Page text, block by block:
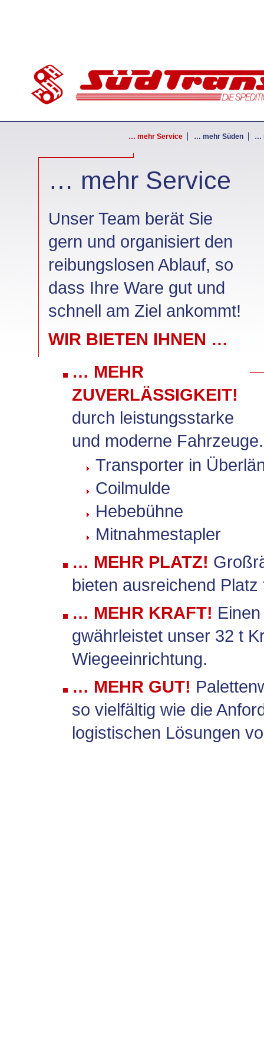
… mehr Service … mehr Süden …
… mehr Service
Unser Team berät Sie
gern und organisiert den
reibungslosen Ablauf, so
dass Ihre Ware gut und
schnell am Ziel ankommt!
WIR BIETEN IHNEN …
… MEHR
ZUVERLÄSSIGKEIT!
durch leistungsstarke
und moderne Fahrzeuge.
Transporter in
Coilmulde
Hebebühne
Mitnahmestapler
… MEHR PLATZ!
bieten ausreichend
… MEHR KRAFT!
gwährleistet unser 32 t
Wiegeeinrichtung.
… MEHR GUT!
so vielfältig wie die
logistischen Lösungen